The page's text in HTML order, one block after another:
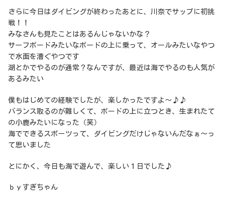
さらに今日はダイビングが終わったあとに、川奈でサップに初挑
戦！！
みなさんも見たことはあるんじゃないかな？
サーフボードみたいなボードの上に乗って、オールみたいなやつ
で水面を漕ぐやつです
湖とかでやるのが通常？なんですが、最近は海でやるのも人気が
あるみたい
僕もはじめての経験でしたが、楽しかったですよ～♪♪
バランス取るのが難しくて、ボードの上に立つとき、生まれたて
の小鹿みたいになった（笑）
海でできるスポーツって、ダイビングだけじゃないんだなぁ～っ
て思いました
とにかく、今日も海で遊んで、楽しい１日でした♪
ｂｙすぎちゃん